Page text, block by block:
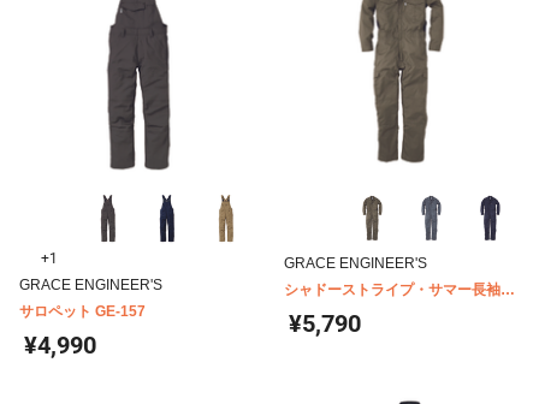
+1
GRACE ENGINEER'S
サロペット GE-157
¥4,990
GRACE ENGINEER'S
シャドーストライプ・サマー長袖ツ
ナギ GE-527
¥5,790